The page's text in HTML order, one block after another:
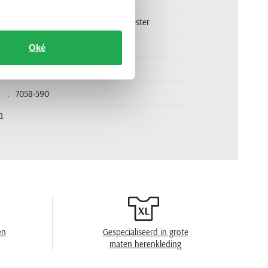
Oké
100% nylon. Voering 100% polyester
normale fit
7058-590
Gespecialiseerd in grote
maten herenkleding